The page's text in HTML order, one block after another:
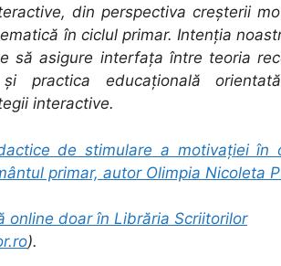
din perspectiva creșterii
în ciclul primar. Intenţia
să asigure interfaţa între teoria
practica educaţională
interactive.
de stimulare a motivației în
primar, autor Olimpia Nicoleta
online doar în Librăria Scriitorilor
).